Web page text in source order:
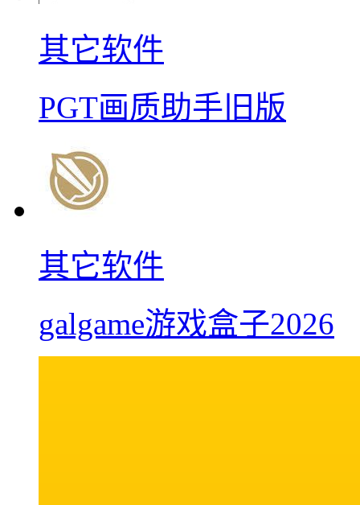
其它软件
PGT画质助手旧版
其它软件
galgame游戏盒子2026